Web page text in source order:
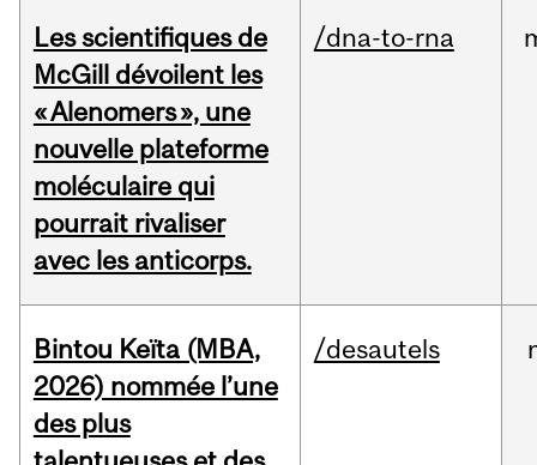
Les scientifiques de
McGill dévoilent les
« Alenomers », une
nouvelle plateforme
moléculaire qui
pourrait rivaliser
avec les anticorps.
/dna-to-rna
Bintou Keïta (MBA,
2026) nommée l’une
des plus
/desautels